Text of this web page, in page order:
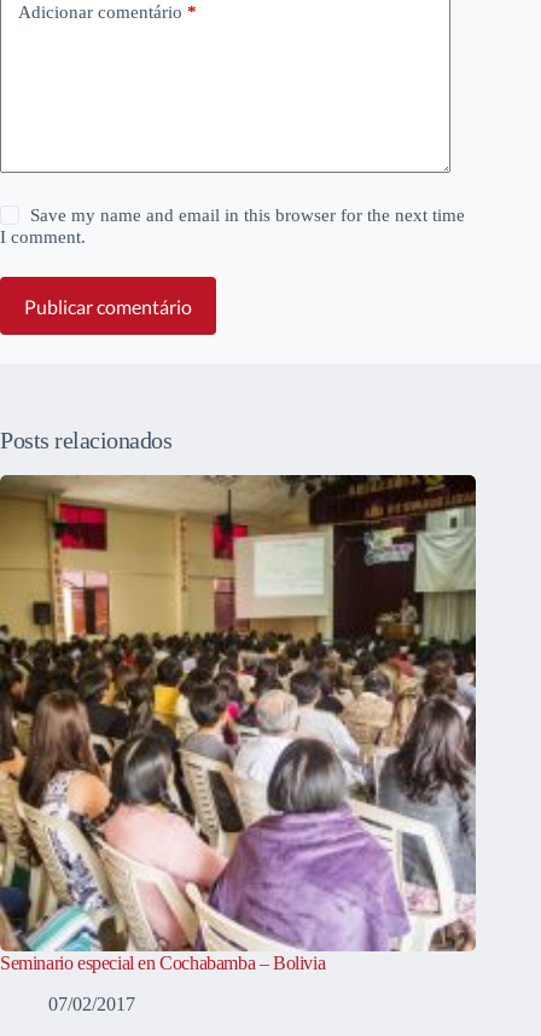
Adicionar comentário *
Save my name and email in this browser for the next time
I comment.
Publicar comentário
Posts relacionados
Seminario especial en Cochabamba – Bolivia
07/02/2017